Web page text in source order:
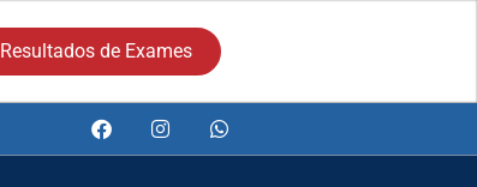
Resultados de Exames